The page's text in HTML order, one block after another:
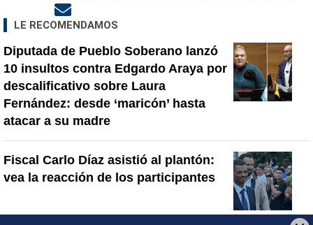
LE RECOMENDAMOS
Diputada de Pueblo Soberano lanzó
10 insultos contra Edgardo Araya por
descalificativo sobre Laura
Fernández: desde ‘maricón’ hasta
atacar a su madre
Fiscal Carlo Díaz asistió al plantón:
vea la reacción de los participantes